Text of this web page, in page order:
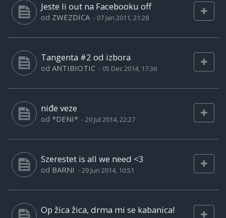
Jeste li out na Facebooku off
od ZWEZDICA - 07 Jan 2011, 21:28
Tangenta #2 od izbora
od ANTIBIOTIC - 05 Dec 2014, 17:36
niđe veze
od *DENI* -20 Jul 2014, 22:27
Szerestet is all we need <3
od BARNI -29 Jun 2014, 10:51
Op žica žica, drma mi se kabanica!